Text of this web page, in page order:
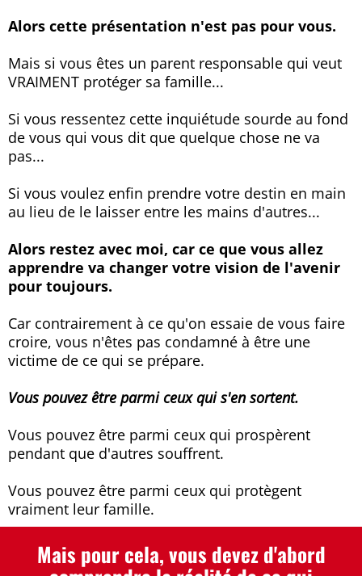
Alors cette présentation n'est pas pour vous.
Mais si vous êtes un parent responsable qui veut
VRAIMENT protéger sa famille...
Si vous ressentez cette inquiétude sourde au fond
de vous qui vous dit que quelque chose ne va
pas...
Si vous voulez enfin prendre votre destin en main
au lieu de le laisser entre les mains d'autres...
Alors restez avec moi, car ce que vous allez
apprendre va changer votre vision de l'avenir
pour toujours.
Car contrairement à ce qu'on essaie de vous faire
croire, vous n'êtes pas condamné à être une
victime de ce qui se prépare.
Vous pouvez être parmi ceux qui s'en sortent.
Vous pouvez être parmi ceux qui prospèrent
pendant que d'autres souffrent.
Vous pouvez être parmi ceux qui protègent
vraiment leur famille.
Mais pour cela, vous devez d'abord